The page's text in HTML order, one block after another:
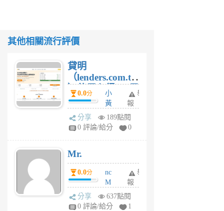
其他相關流行評價
貸明
（lenders.com.tw
）使用心得 — 民
間貸款比較平台
體驗
0.0分
小
黃
蜂
1
舉
報
分享
189點閱
0 評論/給分
0
Mr.
0.0分
nc
M
U
F
舉
報
分享
637點閱
0 評論/給分
1